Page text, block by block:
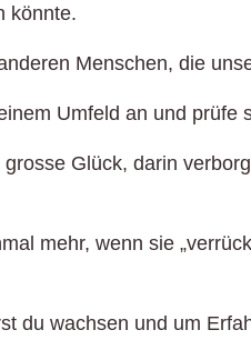
könnte.
Menschen, die
Umfeld an und prüfe
Glück, darin
mehr, wenn sie
du wachsen und um